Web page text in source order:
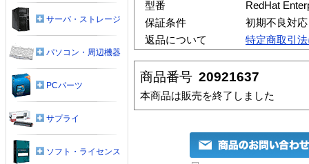
型番
RedHat
保証条件
初期不良対
返品について
特定商取引
商品番号 20921637
本商品は販売を終了しました
サーバ・ストレージ
パソコン・周辺機器
PCパーツ
サプライ
ソフト・ライセンス